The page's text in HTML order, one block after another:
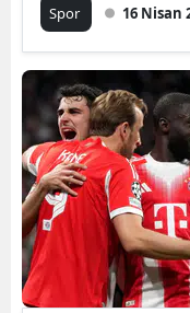
Spor 16 Nisan